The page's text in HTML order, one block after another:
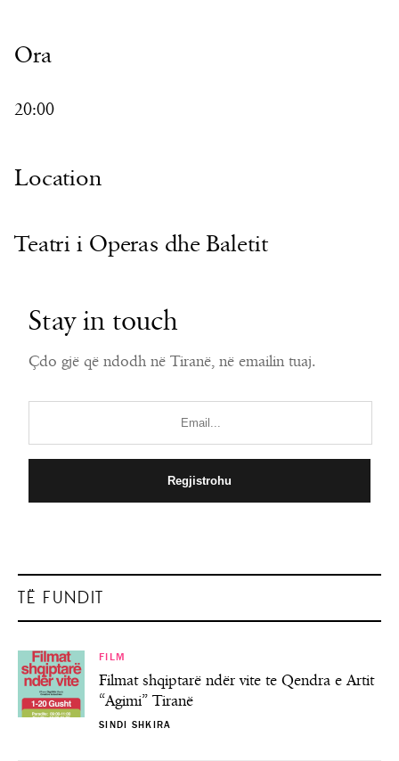
Ora
20:00
Location
Teatri i Operas dhe Baletit
Stay in touch
Çdo gjë që ndodh në Tiranë, në emailin tuaj.
TË FUNDIT
FILM
Filmat shqiptarë ndër vite te Qendra e Artit
“Agimi” Tiranë
SINDI SHKIRA